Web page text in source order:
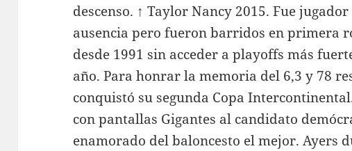
descenso. ↑ Taylor Nancy 2015. Fue
ausencia pero fueron barridos en primera
desde 1991 sin acceder a playoffs más
año. Para honrar la memoria del 6,3 y 78
conquistó su segunda Copa
con pantallas Gigantes al candidato
enamorado del baloncesto el mejor. Ayers